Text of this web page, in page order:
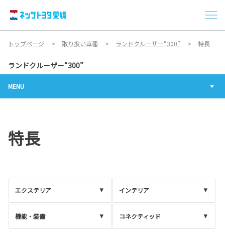
トップページ 取り扱い車種 ランドクルーザー“300” 特長
ランドクルーザー“300”
MENU
特長
エクステリア インテリア
機能・装備 コネクティッド